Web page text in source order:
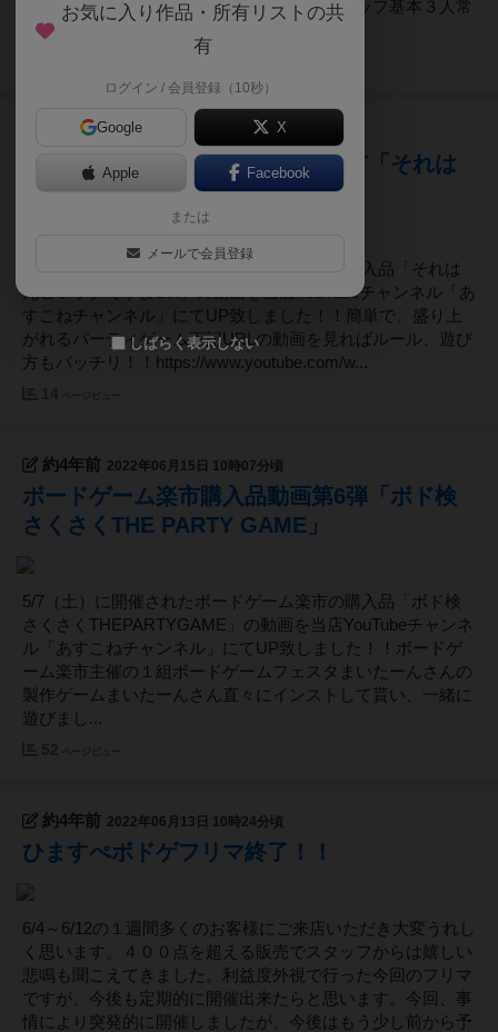
しスペースな好きなゲームが遊べる！！スタッフ基本３人常
駐だから、１人で来ても４...
約4年前 2022年06月24日 15時35分頃
ボードゲーム楽市購入品動画LAST「それは
死亡フラグですよDX」
5/7（土）に開催されたボードゲーム楽市の購入品「それは
死亡フラグですよDX」の動画を当店YouTubeチャンネル「あ
すこねチャンネル」にてUP致しました！！簡単で、盛り上
がれるパーティゲーム下記URLの動画を見ればルール、遊び
方もバッチリ！！https://www.youtube.com/w...
約4年前 2022年06月15日 10時07分頃
ボードゲーム楽市購入品動画第6弾「ボド検
さくさくTHE PARTY GAME」
5/7（土）に開催されたボードゲーム楽市の購入品「ボド検
さくさくTHEPARTYGAME」の動画を当店YouTubeチャンネ
ル「あすこねチャンネル」にてUP致しました！！ボードゲ
ーム楽市主催の１組ボードゲームフェスタまいたーんさんの
製作ゲームまいたーんさん直々にインストして貰い、一緒に
遊びまし...
約4年前 2022年06月13日 10時24分頃
ひますぺボドゲフリマ終了！！
6/4～6/12の１週間多くのお客様にご来店いただき大変うれし
く思います。４００点を超える販売でスタッフからは嬉しい
悲鳴も聞こえてきました。利益度外視で行った今回のフリマ
ですが、今後も定期的に開催出来たらと思います。今回、事
情により突発的に開催しましたが、今後はもう少し前から予
お気に入り作品・所有リストの共
有
ログイン / 会員登録（10秒）
Google X
Apple Facebook
または
メールで会員登録
しばらく表示しない